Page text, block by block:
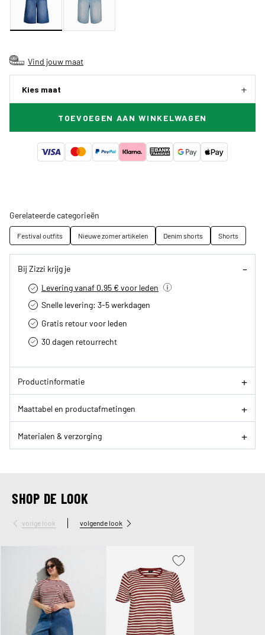
Vind jouw maat
Kies maat
TOEVOEGEN AAN WINKELWAGEN
Gerelateerde categorieën
Festival outfits Nieuwe zomer artikelen Denim shorts Shorts
Bij Zizzi krijg je
Levering vanaf 0.95 € voor leden
Snelle levering: 3-5 werkdagen
Gratis retour voor leden
30 dagen retourrecht­
Productinformatie
Maattabel en productafmetingen
Materialen & verzorging
SHOP DE LOOK
vorige look volgende look